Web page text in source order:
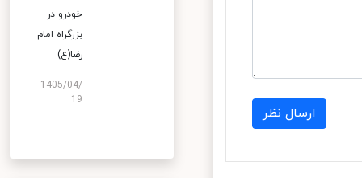
ارسال نظر
خودرو در
بزرگراه امام
رضا(ع)
1405/04/
19